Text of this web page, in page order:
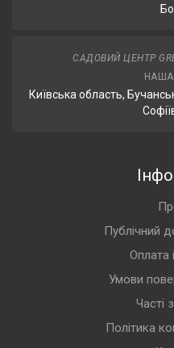
САДОВИЙ ЦЕНТР
Київська область,
Публічний
Оплата
Умови
Часті
Політика